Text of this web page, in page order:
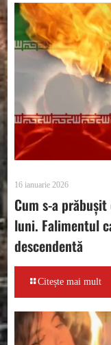
16 ianuarie 2026
Cum s-a
luni. Falimentul
descendentă
Citește mai mult